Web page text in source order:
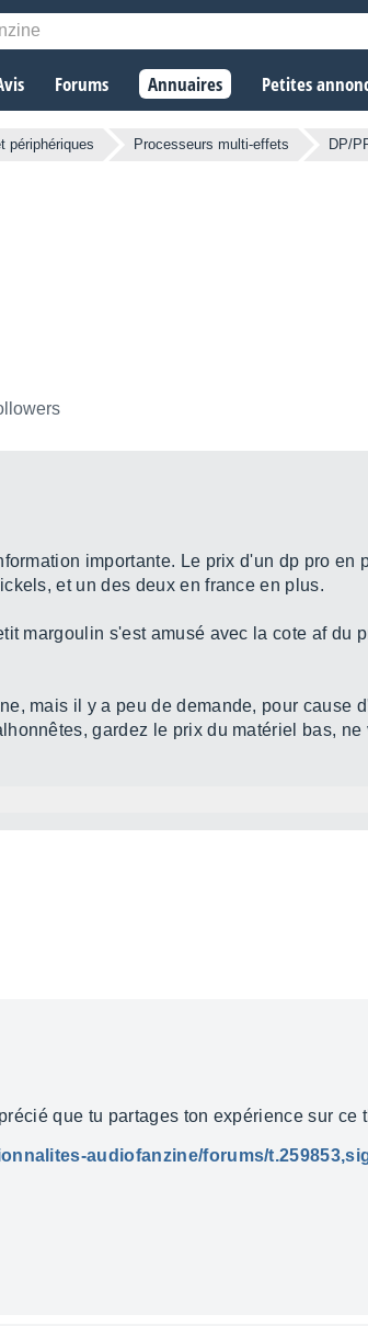
Forums Annuaires Petites
périphériques Processeurs multi-effets DP/
importante. Le prix d'un dp pro en
et un des deux en france en plus.
margoulin s'est amusé avec la cote af du
mais il y a peu de demande, pour cause
gardez le prix du matériel bas, ne
que tu partages ton expérience sur ce
audiofanzine/forums/